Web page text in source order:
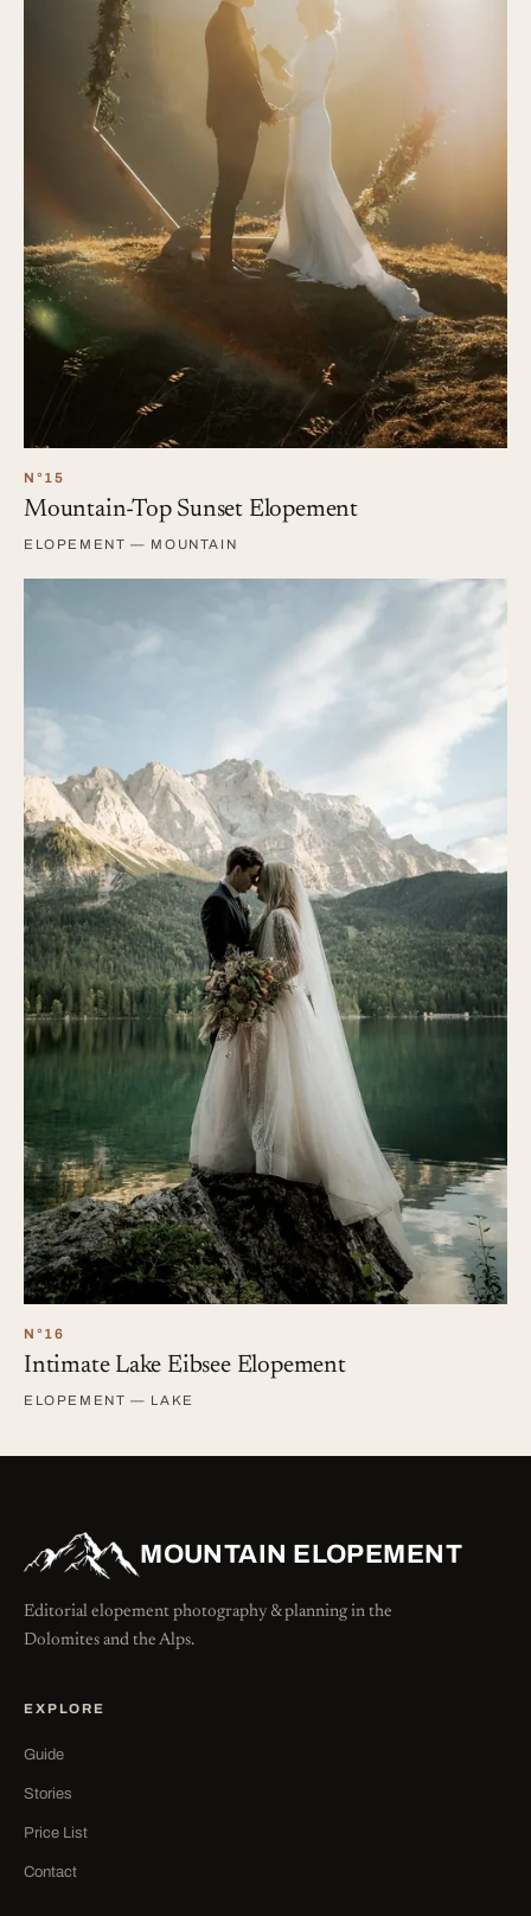
N°15
Mountain-Top Sunset Elopement
ELOPEMENT — MOUNTAIN
N°16
Intimate Lake Eibsee Elopement
ELOPEMENT — LAKE
MOUNTAIN ELOPEMENT
Editorial elopement photography & planning in the
Dolomites and the Alps.
EXPLORE
Guide
Stories
Price List
Contact